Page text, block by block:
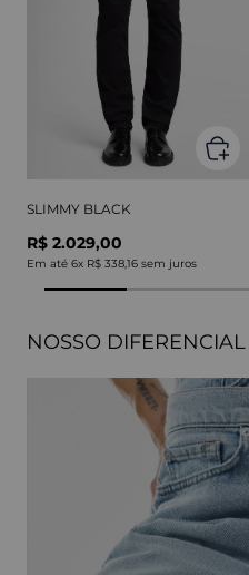
SLIMMY BLACK
R$ 2.029,00
Em até 6x R$ 338,16 sem juros
NOSSO DIFERENCIAL